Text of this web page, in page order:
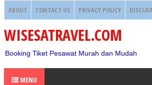
ABOUT CONTACT US PRIVACY POLICY
WISESATRAVEL.COM
Booking Tiket Pesawat Murah dan Mudah
MENU